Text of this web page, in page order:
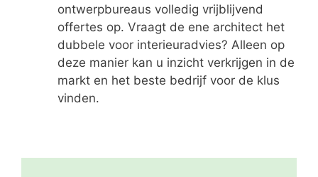
ontwerpbureaus volledig vrijblijvend
offertes op. Vraagt de ene architect het
dubbele voor interieuradvies? Alleen op
deze manier kan u inzicht verkrijgen in de
markt en het beste bedrijf voor de klus
vinden.